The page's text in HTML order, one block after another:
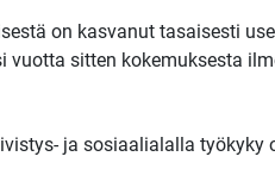
on kasvanut tasaisesti
vuotta sitten kokemuksesta
ja sosiaalialalla työkyky